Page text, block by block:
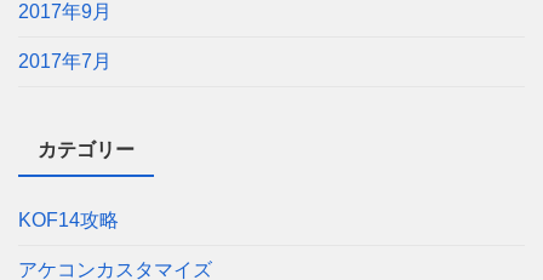
2017年9月
2017年7月
カテゴリー
KOF14攻略
アケコンカスタマイズ